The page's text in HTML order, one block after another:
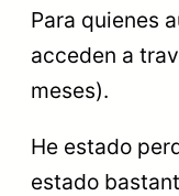
Para quienes
acceden a
meses).
He estado
estado